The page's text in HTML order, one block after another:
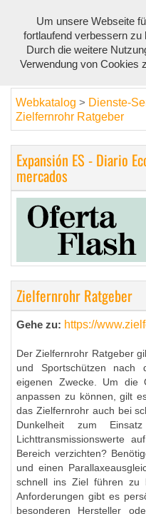
Webkatalog > Dienste-
Zielfernrohr Ratgeber
Expansión ES - Diario
mercados
Zielfernrohr Ratgeber
Gehe zu: https://
Der Zielfernrohr Ratgeber
und Sportschützen nach
eigenen Zwecke. Um die
anpassen zu können, gilt
das Zielfernrohr auch bei
Dunkelheit zum
Lichttransmissionswerte
Bereich verzichten?
und einen
schnell ins Ziel führen zu
Anforderungen gibt es
besonderen Hersteller
Um unsere Webseite
fortlaufend verbessern
Durch die weitere
Verwendung von Cookies